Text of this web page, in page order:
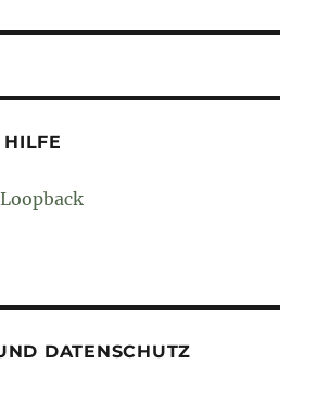
DATENSCHUTZ